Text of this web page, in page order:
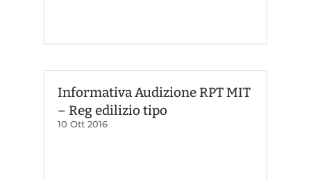
Informativa Audizione RPT MIT
– Reg edilizio tipo
10 Ott 2016